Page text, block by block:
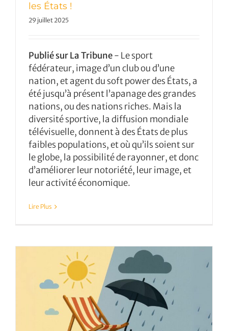
les États !
29 juillet 2025
Publié sur La Tribune- Le sport
fédérateur, image d’un club ou d’une
nation, et agent du soft power des États, a
été jusqu’à présent l’apanage des grandes
nations, ou des nations riches. Mais la
diversité sportive, la diffusion mondiale
télévisuelle, donnent à des États de plus
faibles populations, et où qu’ils soient sur
le globe, la possibilité de rayonner, et donc
d’améliorer leur notoriété, leur image, et
leur activité économique.
Lire Plus